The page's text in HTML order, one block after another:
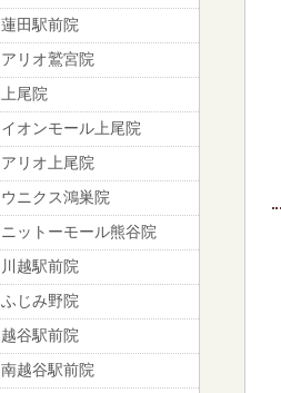
蓮田駅前院
アリオ鷲宮院
上尾院
イオンモール上尾院
アリオ上尾院
ウニクス鴻巣院
ニットーモール熊谷院
川越駅前院
ふじみ野院
越谷駅前院
南越谷駅前院